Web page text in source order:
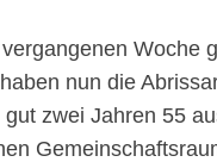
nun die
zwei Jahren 55